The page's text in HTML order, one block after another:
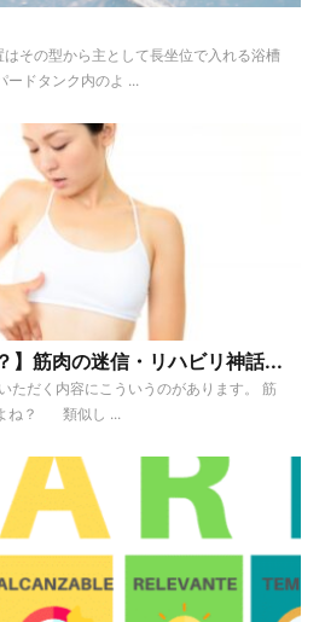
その型から主として長坐位で入れる浴槽
ードタンク内のよ ...
】筋肉の迷信・リハビリ神話...
ただく内容にこういうのがあります。 筋
よね？ 類似し ...